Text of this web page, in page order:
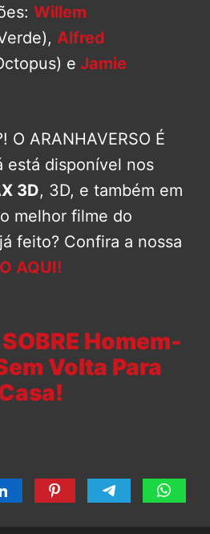
Willem
Alfred
e Jamie
O ARANHAVERSO É
está disponível nos
3D, 3D, e também em
melhor filme do
feito? Confira a nossa
AQUI!
Homem-
Volta Para